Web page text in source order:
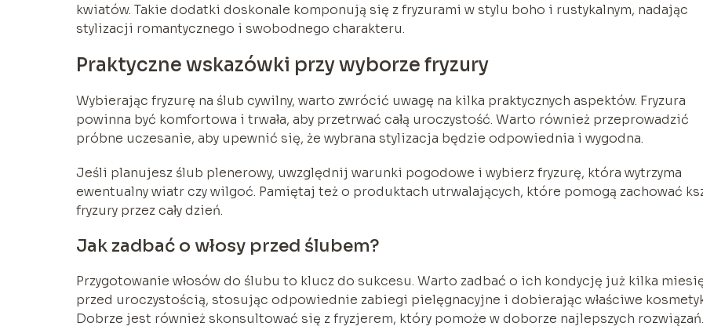
kwiatów. Takie dodatki doskonale komponują się z fryzurami w stylu boho i rustykalnym, nadając
stylizacji romantycznego i swobodnego charakteru.
Praktyczne wskazówki przy wyborze fryzury
Wybierając fryzurę na ślub cywilny, warto zwrócić uwagę na kilka praktycznych aspektów. Fryzura
powinna być komfortowa i trwała, aby przetrwać całą uroczystość. Warto również przeprowadzić
próbne uczesanie, aby upewnić się, że wybrana stylizacja będzie odpowiednia i wygodna.
Jeśli planujesz ślub plenerowy, uwzględnij warunki pogodowe i wybierz fryzurę, która wytrzyma
ewentualny wiatr czy wilgoć. Pamiętaj też o produktach utrwalających, które pomogą zachować
fryzury przez cały dzień.
Jak zadbać o włosy przed ślubem?
Przygotowanie włosów do ślubu to klucz do sukcesu. Warto zadbać o ich kondycję już kilka
przed uroczystością, stosując odpowiednie zabiegi pielęgnacyjne i dobierając właściwe
Dobrze jest również skonsultować się z fryzjerem, który pomoże w doborze najlepszych rozwiązań.